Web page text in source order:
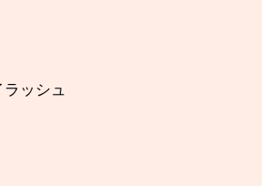
ッシュ